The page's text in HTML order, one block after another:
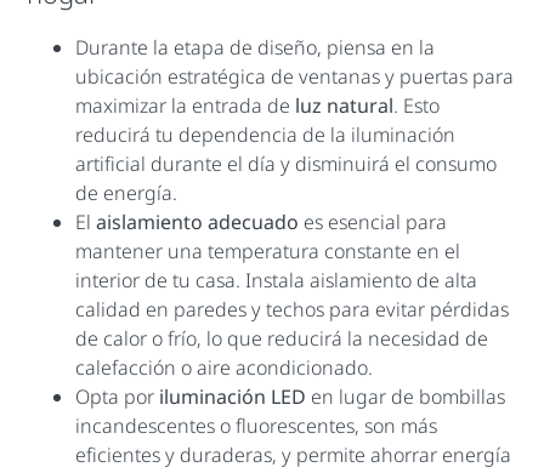
Durante la etapa de diseño, piensa en la
ubicación estratégica de ventanas y puertas para
maximizar la entrada de luz natural. Esto
reducirá tu dependencia de la iluminación
artificial durante el día y disminuirá el consumo
de energía.
Elaislamiento adecuado es esencial para
mantener una temperatura constante en el
interior de tu casa. Instala aislamiento de alta
calidad en paredes y techos para evitar pérdidas
de calor o frío, lo que reducirá la necesidad de
calefacción o aire acondicionado.
Opta por iluminación LED en lugar de bombillas
incandescentes o fluorescentes, son más
eficientes y duraderas, y permite ahorrar energía